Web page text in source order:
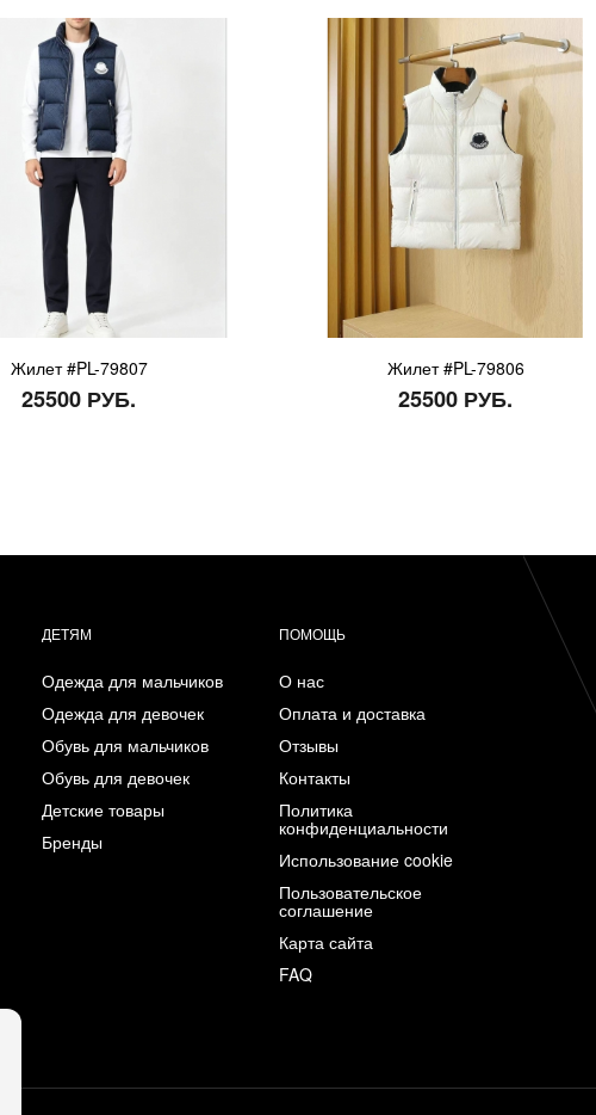
Жилет #PL-79807
25500 РУБ.
Жилет #PL-79806
25500 РУБ.
ДЕТЯМ
Одежда для мальчиков
Одежда для девочек
Обувь для мальчиков
Обувь для девочек
Детские товары
Бренды
ПОМОЩЬ
О нас
Оплата и доставка
Отзывы
Контакты
Политика
конфиденциальности
Использование cookie
Пользовательское
соглашение
Карта сайта
FAQ